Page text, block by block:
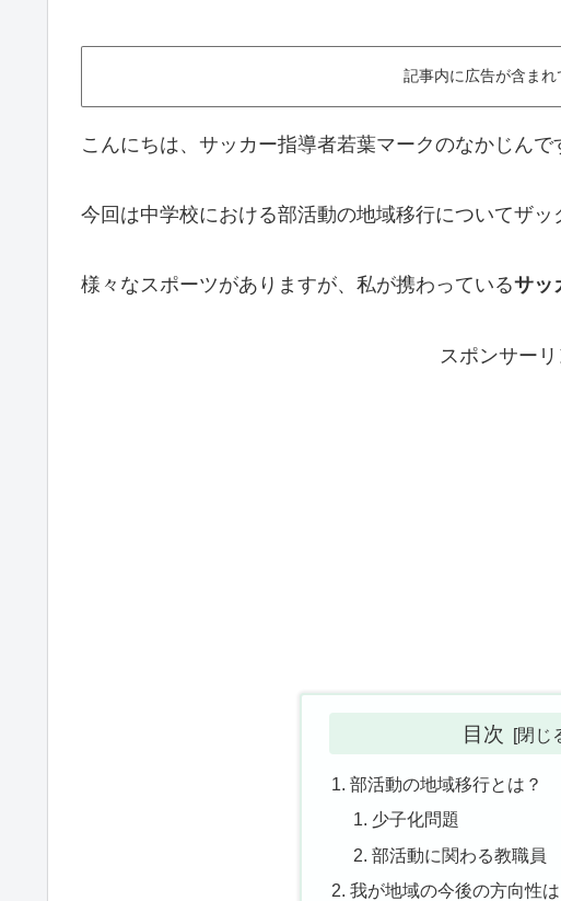
記事内に広告が含まれ
こんにちは、サッカー指導者若葉マークのなかじんで
今回は中学校における部活動の地域移行についてザッ
様々なスポーツがありますが、私が携わっているサッ
スポンサーリ
目次
部活動の地域移行とは？
少子化問題
部活動に関わる教職員
我が地域の今後の方向性は